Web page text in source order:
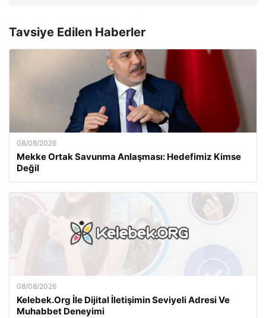
Tavsiye Edilen Haberler
08/08/2026
Mekke Ortak Savunma Anlaşması: Hedefimiz Kimse
Değil
08/08/2026
Kelebek.Org İle Dijital İletişimin Seviyeli Adresi Ve
Muhabbet Deneyimi